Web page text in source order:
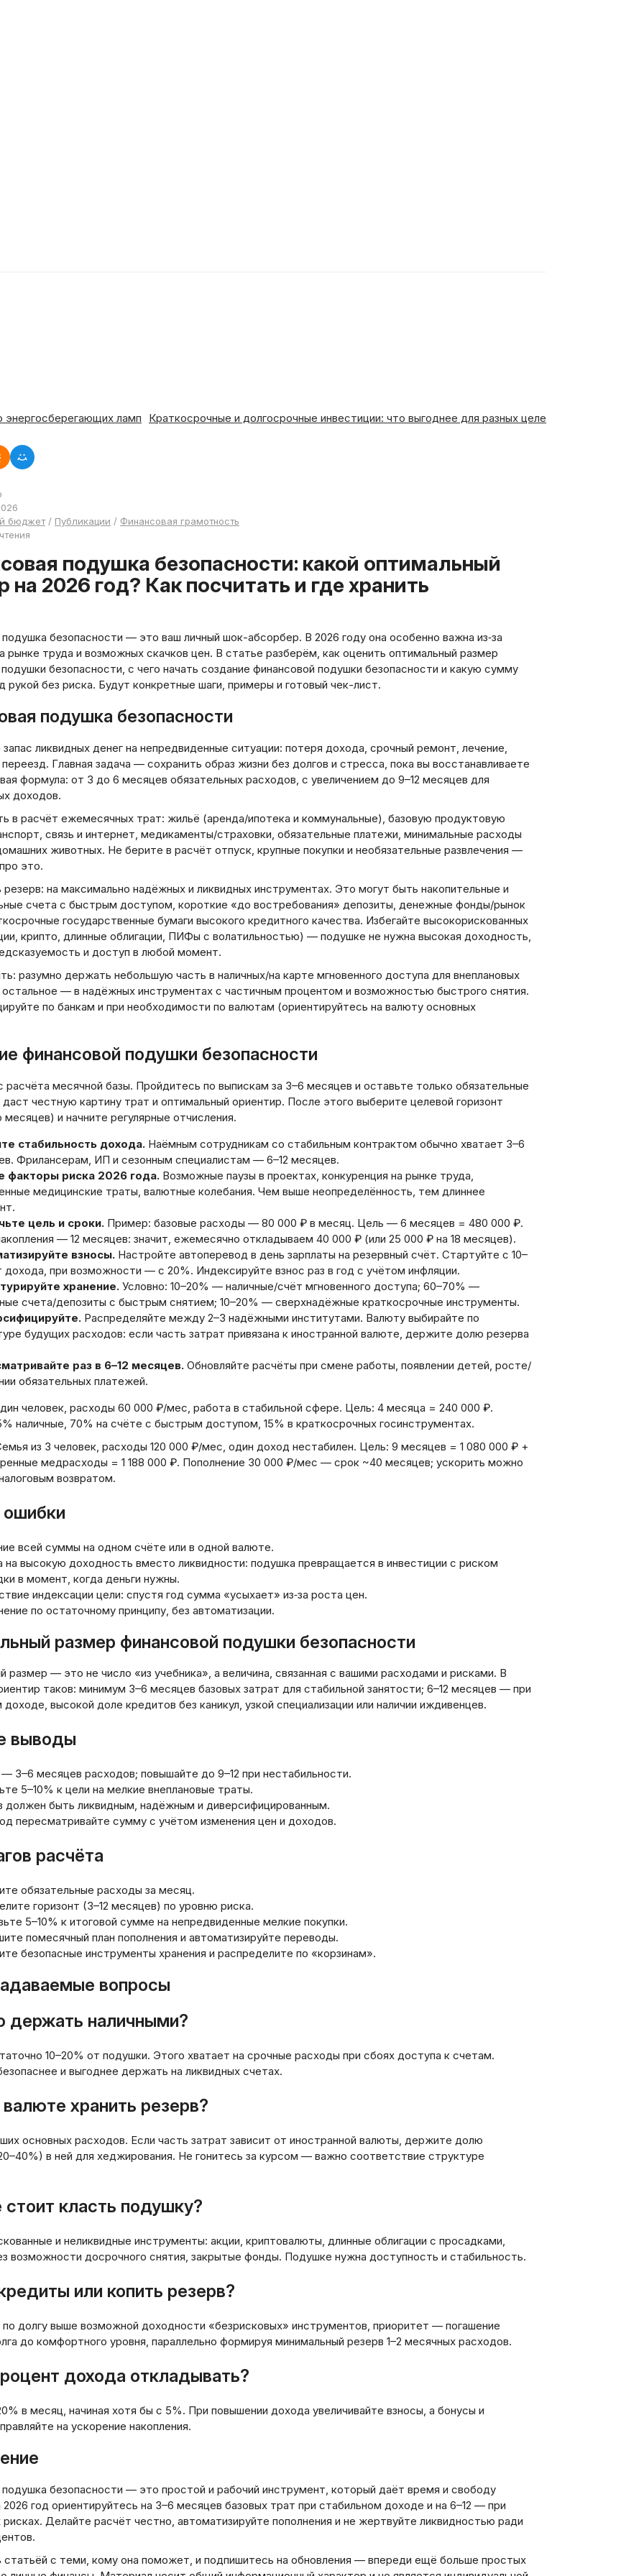
ламп Краткосрочные и долгосрочные инвестиции: что выгоднее для разных целей — от отпуска до
бюджет / Публикации / Финансовая грамотность
на 2026 год? Как посчитать и где хранить
безопасности — это ваш личный шок-абсорбер. В 2026 году она особенно важна из‑за
рынке труда и возможных скачков цен. В статье разберём, как оценить оптимальный размер
безопасности, с чего начать создание финансовой подушки безопасности и какую сумму
рукой без риска. Будут конкретные шаги, примеры и готовый чек-лист.
подушка безопасности
ликвидных денег на непредвиденные ситуации: потеря дохода, срочный ремонт, лечение,
Главная задача — сохранить образ жизни без долгов и стресса, пока вы восстанавливаете
формула: от 3 до 6 месяцев обязательных расходов, с увеличением до 9–12 месяцев для
доходов.
в расчёт ежемесячных трат: жильё (аренда/ипотека и коммунальные), базовую продуктовую
связь и интернет, медикаменты/страховки, обязательные платежи, минимальные расходы
животных. Не берите в расчёт отпуск, крупные покупки и необязательные развлечения —
это.
резерв: на максимально надёжных и ликвидных инструментах. Это могут быть накопительные и
счета с быстрым доступом, короткие «до востребования» депозиты, денежные фонды/рынок
государственные бумаги высокого кредитного качества. Избегайте высокорискованных
крипто, длинные облигации, ПИФы с волатильностью) — подушке не нужна высокая доходность,
и доступ в любой момент.
разумно держать небольшую часть в наличных/на карте мгновенного доступа для внеплановых
— в надёжных инструментах с частичным процентом и возможностью быстрого снятия.
по банкам и при необходимости по валютам (ориентируйтесь на валюту основных
финансовой подушки безопасности
расчёта месячной базы. Пройдитесь по выпискам за 3–6 месяцев и оставьте только обязательные
честную картину трат и оптимальный ориентир. После этого выберите целевой горизонт
месяцев) и начните регулярные отчисления.
стабильность дохода. Наёмным сотрудникам со стабильным контрактом обычно хватает 3–6
Фрилансерам, ИП и сезонным специалистам — 6–12 месяцев.
факторы риска 2026 года. Возможные паузы в проектах, конкуренция на рынке труда,
медицинские траты, валютные колебания. Чем выше неопределённость, тем длиннее
цель и сроки. Пример: базовые расходы — 80 000 ₽ в месяц. Цель — 6 месяцев = 480 000 ₽.
— 12 месяцев: значит, ежемесячно откладываем 40 000 ₽ (или 25 000 ₽ на 18 месяцев).
взносы. Настройте автоперевод в день зарплаты на резервный счёт. Стартуйте с 10–
дохода, при возможности — с 20%. Индексируйте взнос раз в год с учётом инфляции.
хранение. Условно: 10–20% — наличные/счёт мгновенного доступа; 60–70% —
счета/депозиты с быстрым снятием; 10–20% — сверхнадёжные краткосрочные инструменты.
Распределяйте между 2–3 надёжными институтами. Валюту выбирайте по
будущих расходов: если часть затрат привязана к иностранной валюте, держите долю резерва
раз в 6–12 месяцев. Обновляйте расчёты при смене работы, появлении детей, росте/
обязательных платежей.
человек, расходы 60 000 ₽/мес, работа в стабильной сфере. Цель: 4 месяца = 240 000 ₽.
наличные, 70% на счёте с быстрым доступом, 15% в краткосрочных госинструментах.
из 3 человек, расходы 120 000 ₽/мес, один доход нестабилен. Цель: 9 месяцев = 1 080 000 ₽ +
медрасходы = 1 188 000 ₽. Пополнение 30 000 ₽/мес — срок ~40 месяцев; ускорить можно
возвратом.
всей суммы на одном счёте или в одной валюте.
на высокую доходность вместо ликвидности: подушка превращается в инвестиции с риском
в момент, когда деньги нужны.
индексации цели: спустя год сумма «усыхает» из‑за роста цен.
по остаточному принципу, без автоматизации.
размер финансовой подушки безопасности
размер — это не число «из учебника», а величина, связанная с вашими расходами и рисками. В
таков: минимум 3–6 месяцев базовых затрат для стабильной занятости; 6–12 месяцев — при
высокой доле кредитов без каникул, узкой специализации или наличии иждивенцев.
выводы
3–6 месяцев расходов; повышайте до 9–12 при нестабильности.
5–10% к цели на мелкие внеплановые траты.
должен быть ликвидным, надёжным и диверсифицированным.
пересматривайте сумму с учётом изменения цен и доходов.
расчёта
обязательные расходы за месяц.
горизонт (3–12 месяцев) по уровню риска.
5–10% к итоговой сумме на непредвиденные мелкие покупки.
помесячный план пополнения и автоматизируйте переводы.
безопасные инструменты хранения и распределите по «корзинам».
вопросы
держать наличными?
10–20% от подушки. Этого хватает на срочные расходы при сбоях доступа к счетам.
и выгоднее держать на ликвидных счетах.
валюте хранить резерв?
основных расходов. Если часть затрат зависит от иностранной валюты, держите долю
в ней для хеджирования. Не гонитесь за курсом — важно соответствие структуре
стоит класть подушку?
и неликвидные инструменты: акции, криптовалюты, длинные облигации с просадками,
возможности досрочного снятия, закрытые фонды. Подушке нужна доступность и стабильность.
или копить резерв?
по долгу выше возможной доходности «безрисковых» инструментов, приоритет — погашение
до комфортного уровня, параллельно формируя минимальный резерв 1–2 месячных расходов.
дохода откладывать?
в месяц, начиная хотя бы с 5%. При повышении дохода увеличивайте взносы, а бонусы и
на ускорение накопления.
безопасности — это простой и рабочий инструмент, который даёт время и свободу
год ориентируйтесь на 3–6 месяцев базовых трат при стабильном доходе и на 6–12 — при
Делайте расчёт честно, автоматизируйте пополнения и не жертвуйте ликвидностью ради
статьёй с теми, кому она поможет, и подпишитесь на обновления — впереди ещё больше простых
Вс
2
9
16
23
30